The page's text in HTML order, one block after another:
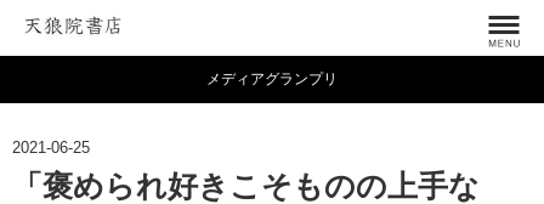
メディアグランプリ
2021-06-25
「褒められ好きこそものの上手な